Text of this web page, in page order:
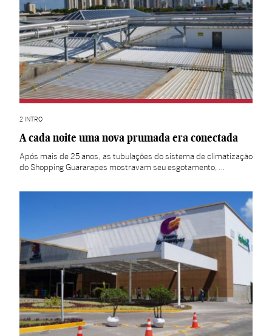
2 INTRO
A cada noite uma nova prumada era conectada
Após mais de 25 anos, as tubulações do sistema de climatização
do Shopping Guararapes mostravam seu esgotamento, …